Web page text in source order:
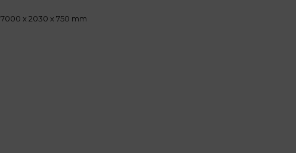
7000 x 2030 x 750 mm